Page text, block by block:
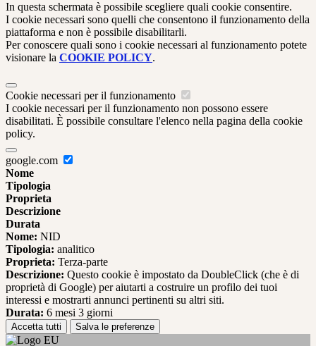
In questa schermata è possibile scegliere quali cookie consentire.
I cookie necessari sono quelli che consentono il funzionamento della
piattaforma e non è possibile disabilitarli.
Per conoscere quali sono i cookie necessari al funzionamento potete
visionare la COOKIE POLICY.
Cookie necessari per il funzionamento
I cookie necessari per il funzionamento non possono essere
disabilitati. È possibile consultare l'elenco nella pagina della cookie
policy.
google.com
Nome
Tipologia
Proprieta
Descrizione
Durata
Nome: NID
Tipologia: analitico
Proprieta: Terza-parte
Descrizione: Questo cookie è impostato da DoubleClick (che è di
proprietà di Google) per aiutarti a costruire un profilo dei tuoi
interessi e mostrarti annunci pertinenti su altri siti.
Durata: 6 mesi 3 giorni
Accetta tutti Salva le preferenze